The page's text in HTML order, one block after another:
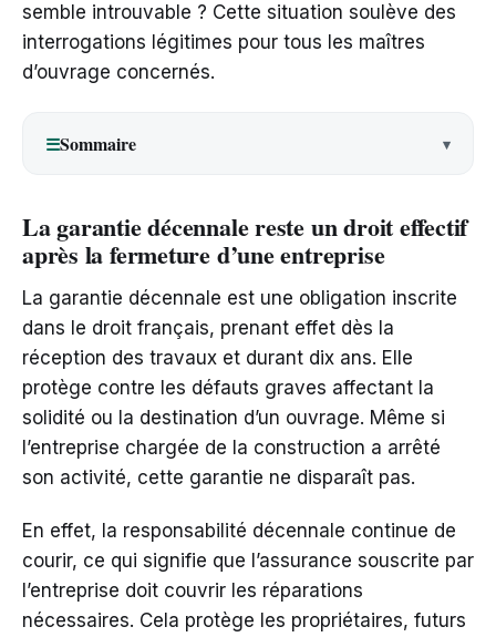
semble introuvable ? Cette situation soulève des
interrogations légitimes pour tous les maîtres
d’ouvrage concernés.
☰Sommaire
La garantie décennale reste un droit effectif
après la fermeture d’une entreprise
La garantie décennale est une obligation inscrite
dans le droit français, prenant effet dès la
réception des travaux et durant dix ans. Elle
protège contre les défauts graves affectant la
solidité ou la destination d’un ouvrage. Même si
l’entreprise chargée de la construction a arrêté
son activité, cette garantie ne disparaît pas.
En effet, la responsabilité décennale continue de
courir, ce qui signifie que l’assurance souscrite par
l’entreprise doit couvrir les réparations
nécessaires. Cela protège les propriétaires, futurs